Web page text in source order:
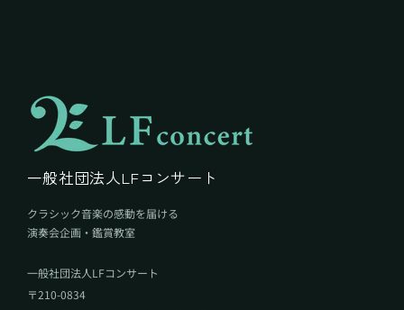
一般社団法人LFコンサート
クラシック音楽の感動を届ける
演奏会企画・鑑賞教室
一般社団法人LFコンサート
〒210-0834